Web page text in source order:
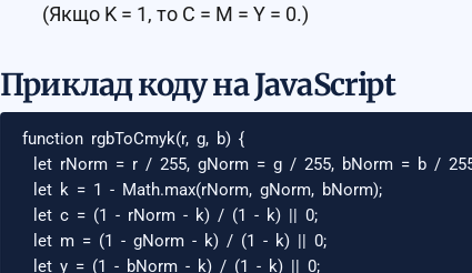
(Якщо K = 1, то C = M = Y = 0.)
Приклад коду на JavaScript
function rgbToCmyk(r, g, b) {
let rNorm = r / 255, gNorm = g / 255, bNorm = b /
let k = 1 - Math.max(rNorm, gNorm, bNorm);
let c = (1 - rNorm - k) / (1 - k) || 0;
let m = (1 - gNorm - k) / (1 - k) || 0;
let y = (1 - bNorm - k) / (1 - k) || 0;